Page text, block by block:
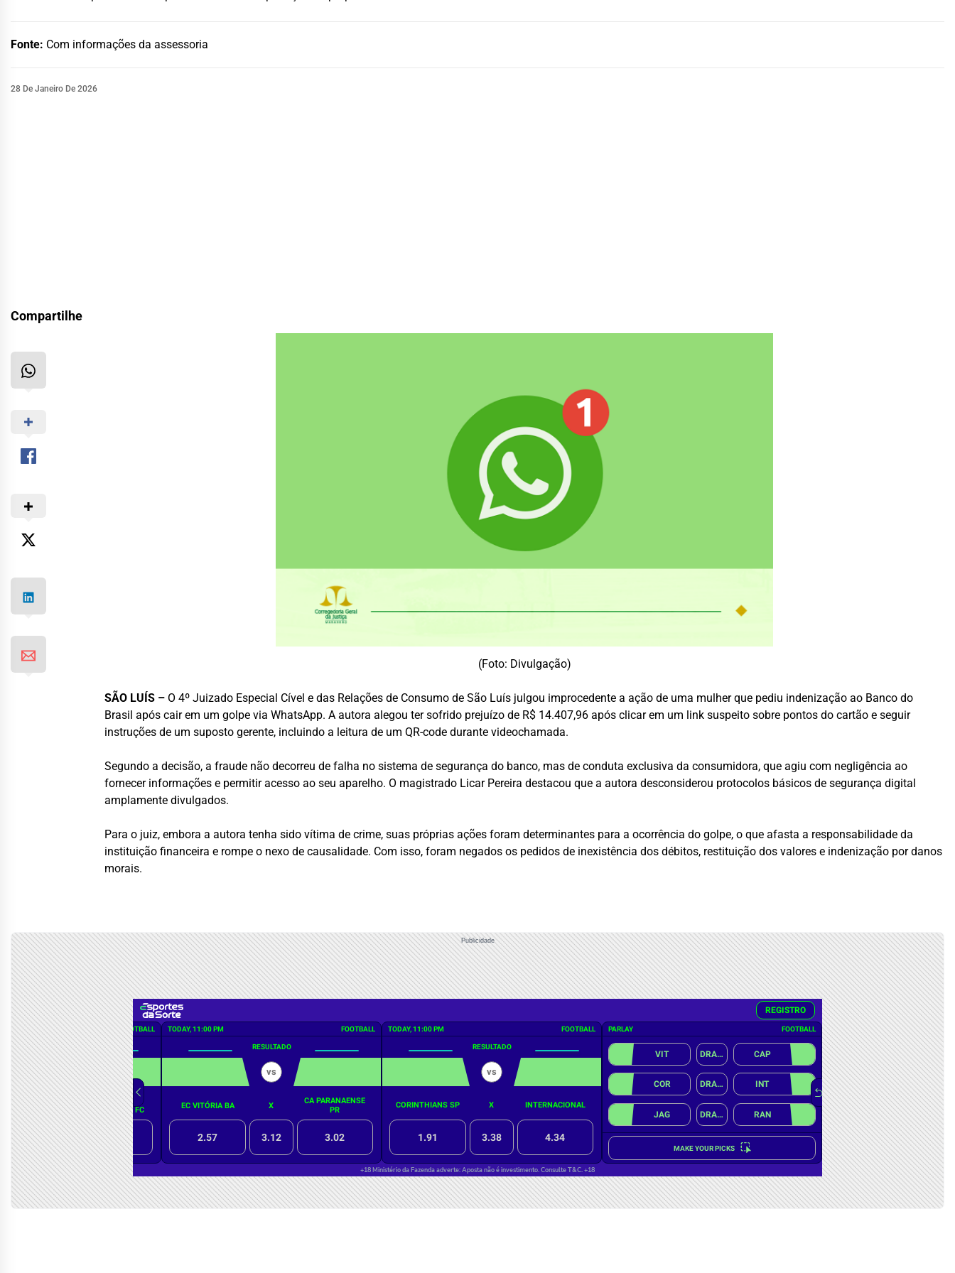
Fonte: Com informações da assessoria
28 De Janeiro De 2026
Compartilhe
(Foto: Divulgação)
SÃO LUÍS – O 4º Juizado Especial Cível e das Relações de Consumo de São Luís julgou improcedente a ação de uma mulher que pediu indenização ao Banco do
Brasil após cair em um golpe via WhatsApp. A autora alegou ter sofrido prejuízo de R$ 14.407,96 após clicar em um link suspeito sobre pontos do cartão e seguir
instruções de um suposto gerente, incluindo a leitura de um QR-code durante videochamada.
Segundo a decisão, a fraude não decorreu de falha no sistema de segurança do banco, mas de conduta exclusiva da consumidora, que agiu com negligência ao
fornecer informações e permitir acesso ao seu aparelho. O magistrado Licar Pereira destacou que a autora desconsiderou protocolos básicos de segurança digital
amplamente divulgados.
Para o juiz, embora a autora tenha sido vítima de crime, suas próprias ações foram determinantes para a ocorrência do golpe, o que afasta a responsabilidade da
instituição financeira e rompe o nexo de causalidade. Com isso, foram negados os pedidos de inexistência dos débitos, restituição dos valores e indenização por danos
morais.
Publicidade